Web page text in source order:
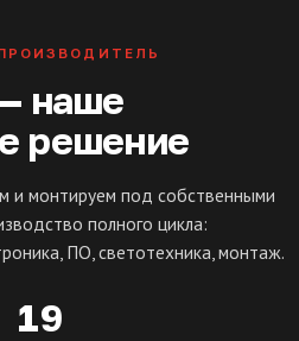
наше
решение
и монтируем под собственными
полного цикла:
ПО, светотехника, монтаж.
19